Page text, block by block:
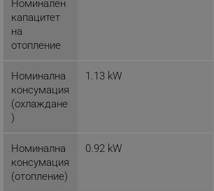
Номинален
капацитет
на
отопление
Номинална
консумация
(охлаждане
)
1.13 kW
Номинална
консумация
(отопление)
0.92 kW